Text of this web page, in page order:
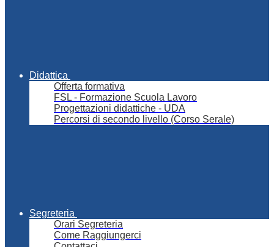
Didattica
Offerta formativa
FSL - Formazione Scuola Lavoro
Progettazioni didattiche - UDA
Percorsi di secondo livello (Corso Serale)
Segreteria
Orari Segreteria
Come Raggiungerci